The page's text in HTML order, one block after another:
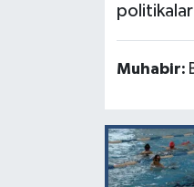
Muhabir: